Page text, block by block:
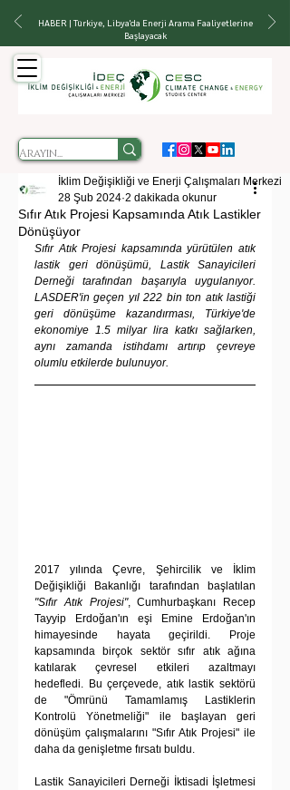
HABER | Türkiye, Libya'da Enerji Arama Faaliyetlerine
Başlayacak
Sıfır Atık Projesi Kapsamında Atık Lastikler
Dönüşüyor
İklim Değişikliği ve Enerji Çalışmaları Merkezi
28 Şub 2024 2 dakikada okunur
Sıfır Atık Projesi kapsamında yürütülen atık
lastik geri dönüşümü, Lastik Sanayicileri
Derneği tarafından başarıyla uygulanıyor.
LASDER'in geçen yıl 222 bin ton atık lastiği
geri dönüşüme kazandırması, Türkiye'de
ekonomiye 1.5 milyar lira katkı sağlarken,
aynı zamanda istihdamı artırıp çevreye
olumlu etkilerde bulunuyor.
2017 yılında Çevre, Şehircilik ve İklim
"Sıfır Atık Projesi", Cumhurbaşkanı Recep
Tayyip Erdoğan'ın eşi Emine Erdoğan'ın
himayesinde hayata geçirildi. Proje
kapsamında birçok sektör sıfır atık ağına
katılarak çevresel etkileri azaltmayı
hedefledi. Bu çerçevede, atık lastik sektörü
de "Ömrünü Tamamlamış Lastiklerin
Kontrolü Yönetmeliği" ile başlayan geri
dönüşüm çalışmalarını "Sıfır Atık Projesi" ile
daha da genişletme fırsatı buldu.
Lastik Sanayicileri Derneği İktisadi İşletmesi